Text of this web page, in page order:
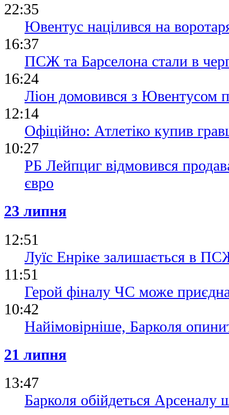
22:35
Ювентус націлився на
16:37
ПСЖ та Барселона стали в
16:24
Ліон домовився з Ювентусом
12:14
Офіційно: Атлетіко купив
10:27
РБ Лейпциг відмовився
євро
23 липня
12:51
Луїс Енріке залишається в
11:51
Герой фіналу ЧС може
10:42
Найімовірніше, Барколя
21 липня
13:47
Барколя обійдеться